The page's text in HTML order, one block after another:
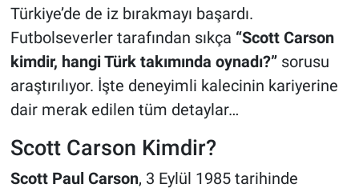
Türkiye’de de iz bırakmayı başardı.
Futbolseverler tarafından sıkça “Scott Carson
kimdir, hangi Türk takımında oynadı?”sorusu
araştırılıyor. İşte deneyimli kalecinin kariyerine
dair merak edilen tüm detaylar…
Scott Carson Kimdir?
Scott Paul Carson, 3 Eylül 1985 tarihinde